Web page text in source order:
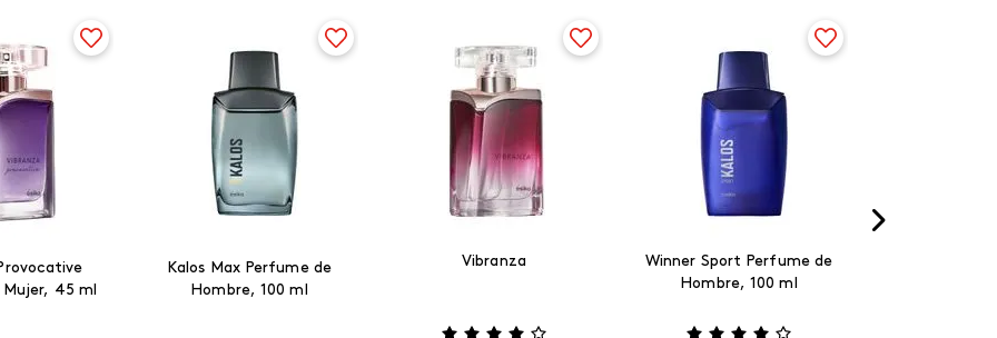
45 ml
Kalos Max Perfume de
Hombre, 100 ml
Vibranza
Winner Sport Perfume de
Hombre, 100 ml